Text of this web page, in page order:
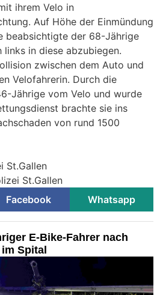
ihrem Velo in
Auf Höhe der Einmündung
beabsichtigte der 68-Jährige
links in diese abzubiegen.
zwischen dem Auto und
Velofahrerin. Durch die
Jährige vom Velo und wurde
brachte sie ins
von rund 1500
St.Gallen
St.Gallen
Facebook Whatsapp
E-Bike-Fahrer nach
Spital